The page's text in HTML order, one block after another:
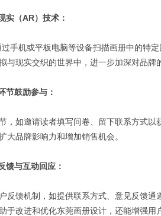
实（AR）技术：
手机或平板电脑等设备扫描画册中的特
与现实交织的世界中，进一步加深对品牌
节鼓励参与：
，如邀请读者填写问卷、留下联系方式
大品牌影响力和增加销售机会。
馈与互动回应：
反馈机制，如提供联系方式、意见反馈
于改进和优化东莞画册设计，还能增强用